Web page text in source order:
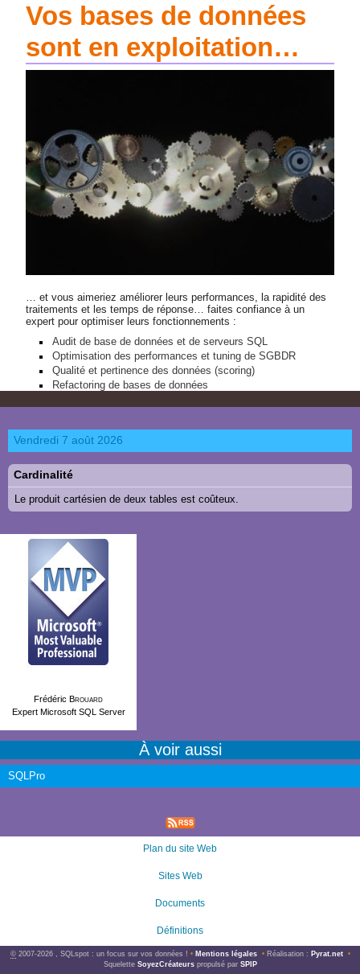
Vos bases de données
sont en exploitation…
… et vous aimeriez améliorer leurs performances, la rapidité des
traitements et les temps de réponse… faites confiance à un
expert pour optimiser leurs fonctionnements :
Audit de base de données et de serveurs SQL
Optimisation des performances et tuning de SGBDR
Qualité et pertinence des données (scoring)
Refactoring de bases de données
Vendredi 7 août 2026
Cardinalité
Le produit cartésien de deux tables est coûteux.
Frédéric Brouard
Expert Microsoft SQL Server
À voir aussi
SQLPro
Plan du site Web
Sites Web
Documents
Définitions
©2007-2026 , SQLspot : un focus sur vos données ! • Mentions légales • Réalisation : Pyrat.net
•
Squelette SoyezCréateurspropulsé par SPIP